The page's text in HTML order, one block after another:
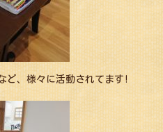
ど、様々に活動されてます!